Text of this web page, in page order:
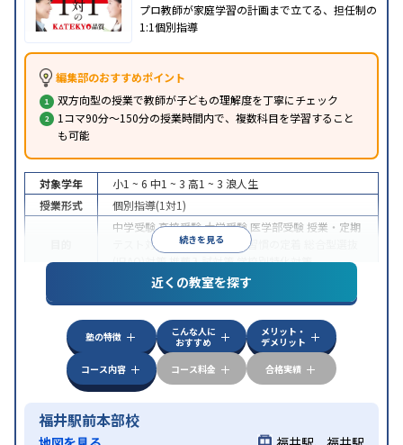
プロ教師が家庭学習の計画まで立てる、担任制の
1:1個別指導
編集部のおすすめポイント
双方向型の授業で教師が子どもの理解度を丁寧にチェック
1コマ90分～150分の授業時間内で、複数科目を学習すること
も可能
続きを見る
対象学年 小1 ~ 6 中1 ~ 3 高1 ~ 3 浪人生
授業形式
個別指導(1対1)
中学受験高校受験大学受験 医学部受験 授業・定期
テスト対策
内申点対策 学習習慣の定着
(旧AO)対策推薦入試対策学校別特化対策
中高一貫校生に対応授業の振替可能
1科目から受講可能季節講習のみの受講可
近くの教室を探す
塾の特徴
こんな人に
おすすめ
メリット・
デメリット
コース内容
コース料金 合格実績
福井駅前本部校